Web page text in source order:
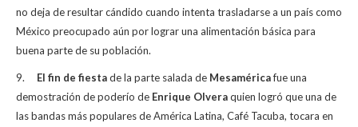
no deja de resultar cándido cuando intenta trasladarse a un país como
México preocupado aún por lograr una alimentación básica para
buena parte de su población.
9. El fin de fiestade la parte salada de Mesaméricafue una
demostración de poderío de Enrique Olveraquien logró que una de
las bandas más populares de América Latina, Café Tacuba, tocara en